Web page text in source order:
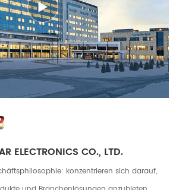
ELECTRONICS CO., LTD.
konzentrieren sich darauf,